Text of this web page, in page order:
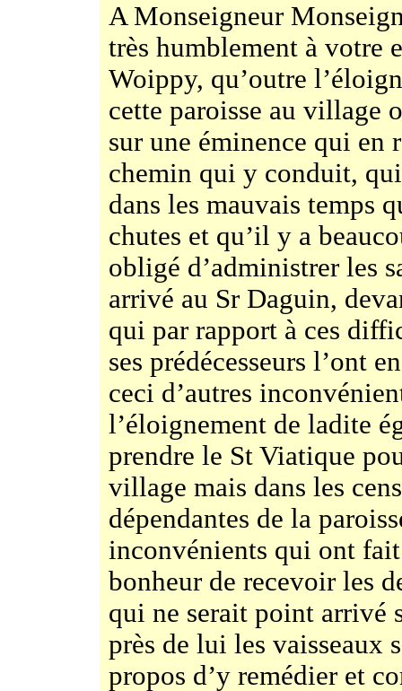
A Monseigneur
très humblement à votre
Woippy, qu’outre
cette paroisse au village
sur une éminence qui en
chemin qui y conduit,
dans les mauvais temps
chutes et qu’il y a
obligé d’administrer les
arrivé au Sr Daguin,
qui par rapport à ces
ses prédécesseurs l’ont
ceci d’autres
l’éloignement de ladite
prendre le St Viatique
village mais dans les
dépendantes de la
inconvénients qui ont
bonheur de recevoir les
qui ne serait point arrivé
près de lui les vaisseaux
propos d’y remédier et